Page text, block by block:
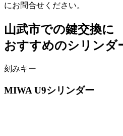
にお問合せください。
山武市での鍵交換に
おすすめのシリンダ
刻みキー
MIWA U9シリンダー